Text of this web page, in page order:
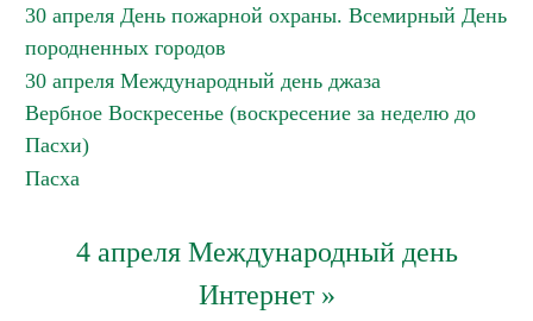
30 апреля День пожарной охраны. Всемирный День
породненных городов
30 апреля Международный день джаза
Вербное Воскресенье (воскресение за неделю до
Пасхи)
Пасха
4 апреля Международный день
Интернет »